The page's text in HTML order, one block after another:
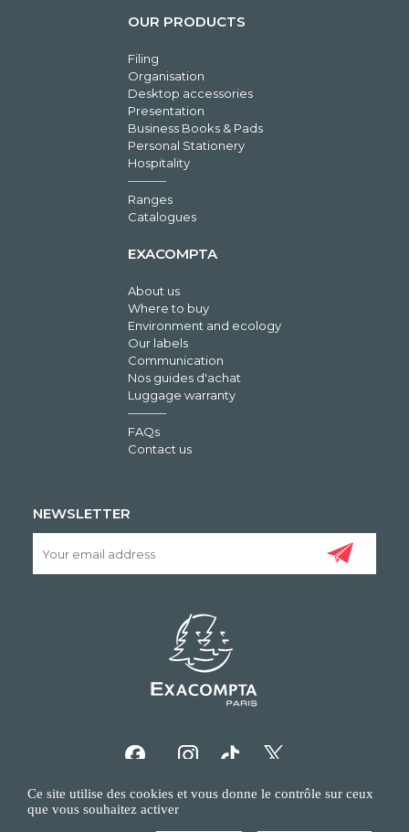
OUR PRODUCTS
Filing
Organisation
Desktop accessories
Presentation
Business Books & Pads
Personal Stationery
Hospitality
Ranges
Catalogues
EXACOMPTA
About us
Where to buy
Environment and ecology
Our labels
Communication
Nos guides d'achat
Luggage warranty
FAQs
Contact us
NEWSLETTER
Ce site utilise des cookies et vous donne le contrôle sur ceux
que vous souhaitez activer